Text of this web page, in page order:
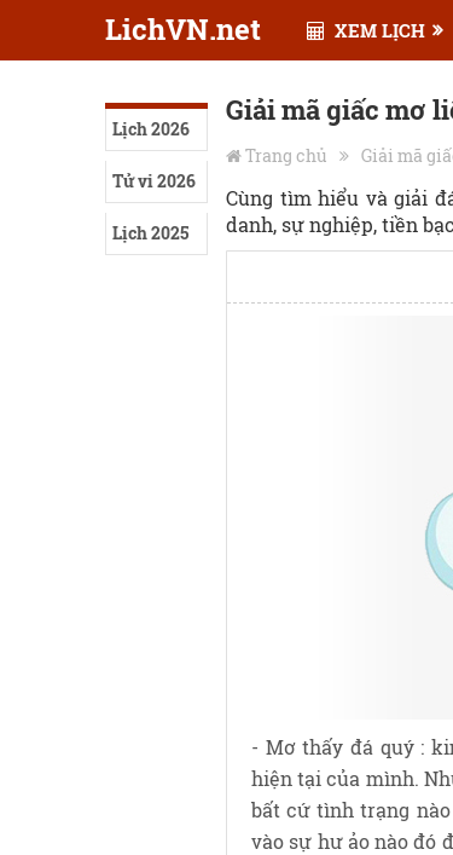
LichVN.net XEM LỊCH
Lịch 2026
Tử vi 2026
Lịch 2025
Giải mã giấc mơ
Trang chủ Giải mã
Cùng tìm hiểu và giải
danh, sự nghiệp, tiền
- Mơ thấy đá quý :
hiện tại của mình.
bất cứ tình trạng
vào sự hư ảo nào đó